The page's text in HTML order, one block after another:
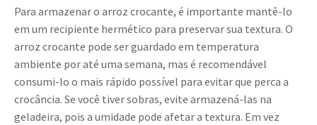
Para armazenar o arroz crocante, é importante mantê-lo
em um recipiente hermético para preservar sua textura. O
arroz crocante pode ser guardado em temperatura
ambiente por até uma semana, mas é recomendável
consumi-lo o mais rápido possível para evitar que perca a
crocância. Se você tiver sobras, evite armazená-las na
geladeira, pois a umidade pode afetar a textura. Em vez